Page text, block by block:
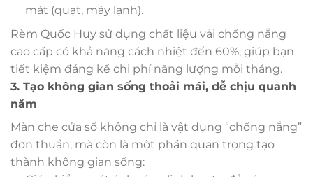
mát (quạt, máy lạnh).
Rèm Quốc Huy sử dụng chất liệu vải chống nắng
cao cấp có khả năng cách nhiệt đến 60%, giúp bạn
tiết kiệm đáng kể chi phí năng lượng mỗi tháng.
3. Tạo không gian sống thoải mái, dễ chịu quanh
năm
Màn che cửa sổ không chỉ là vật dụng “chống nắng”
đơn thuần, mà còn là một phần quan trọng tạo
thành không gian sống: